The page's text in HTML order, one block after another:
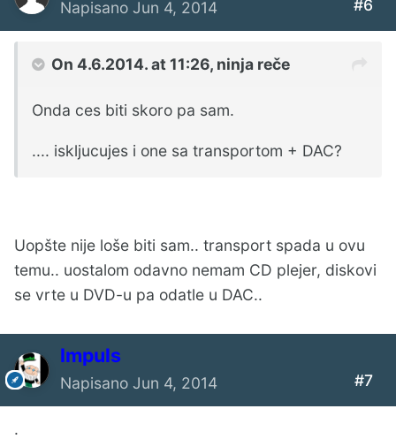
Napisano Jun 4, 2014 #6
On 4.6.2014. at 11:26, ninja reče
Onda ces biti skoro pa sam.
.... iskljucujes i one sa transportom + DAC?
Uopšte nije loše biti sam.. transport spada u ovu
temu.. uostalom odavno nemam CD plejer, diskovi
se vrte u DVD-u pa odatle u DAC..
Impuls
Napisano Jun 4, 2014 #7
.